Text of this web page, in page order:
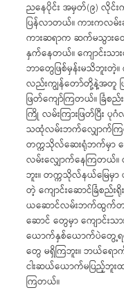
ညနေပိုင်း အမှတ်(၉) လိုင်
ပြန်လာတယ်။ ကားကလ
ကားဆရာက ဆက်မသွားတ
နှက်နေတယ်။ ကျောင်းသား
ဘာတွေဖြစ်မှန်းမသိဘူးတဲ့။
လည်းကျွန်တော်တို့နဲ့အတူ
ဖြတ်ကျော်ကြတယ်။ ခြံစည်
ကြို လမ်းကြားဖြတ်ပြီး
သထုံလမ်းဘက်လျှောက်ကြ
တက္ကသိုလ်ဆေးရုံဘက်မှာ မ
လမ်းလျှောက်နေကြတယ်။
ဘူး။ တက္ကသိုလ်နယ်မြေမှ
တဲ့ ကျောင်းဆောင်ခြံစည်
ယဆောင်လမ်းဘက်ထွက်တယ်
ဆောင် တွေမှာ ကျောင်း
ယောက်နှစ်ယောက်ပဲတွေ့ရတ
တွေ မရှိကြဘူး။ ဘယ်ရေ
ငါးဆယ်ယောက်မပြည့်ဘူးထ
ကြတယ်။